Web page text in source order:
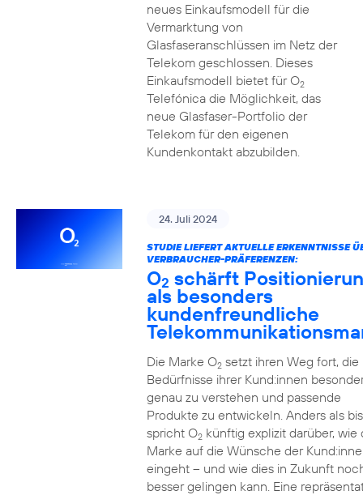
neues Einkaufsmodell für die
Vermarktung von
Glasfaseranschlüssen im Netz der
Telekom geschlossen. Dieses
Einkaufsmodell bietet für O2
Telefónica die Möglichkeit, das
neue Glasfaser-Portfolio der
Telekom für den eigenen
Kundenkontakt abzubilden.
24. Juli 2024
STUDIE LIEFERT AKTUELLE ERKENNTNISSE
VERBRAUCHER-PRÄFERENZEN:
O2 schärft
als besonders
kundenfreundliche
Die Marke O2setzt ihren Weg fort, die
Bedürfnisse ihrer Kund:innen
genau zu verstehen und passende
Produkte zu entwickeln. Anders als
spricht O2künftig explizit darüber, wie
Marke auf die Wünsche der
eingeht – und wie dies in Zukunft
besser gelingen kann. Eine